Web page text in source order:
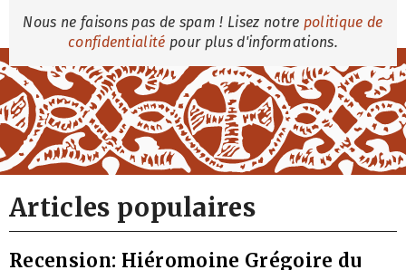
Nous ne faisons pas de spam ! Lisez notre politique de
confidentialité pour plus d'informations.
Articles populaires
Recension: Hiéromoine Grégoire du